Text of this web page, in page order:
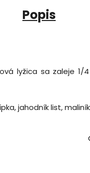
Popis
lyžica sa zaleje
jahodník list,